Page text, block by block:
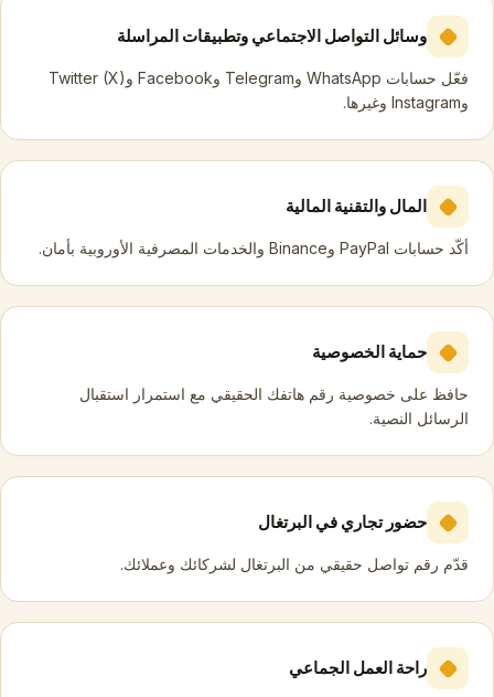
وسائل التواصل الاجتماعي وتطبيقات المراسلة
فعّل حسابات WhatsApp وTelegram وFacebook وTwitter (X)
وInstagram وغيرها.
المال والتقنية المالية
أكّد حسابات PayPal وBinance والخدمات المصرفية الأوروبية بأمان.
حماية الخصوصية
حافظ على خصوصية رقم هاتفك الحقيقي مع استمرار استقبال
الرسائل النصية.
حضور تجاري في البرتغال
قدّم رقم تواصل حقيقي من البرتغال لشركائك وعملائك.
راحة العمل الجماعي